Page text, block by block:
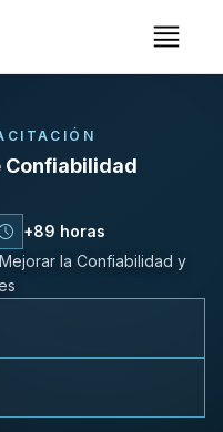
Confiabilidad
+89 horas
la Confiabilidad y